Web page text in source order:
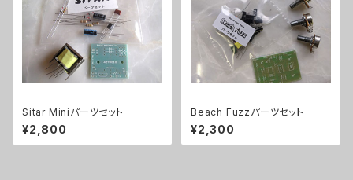
Sitar Miniパーツセット
¥2,800
Beach Fuzzパーツセット
¥2,300